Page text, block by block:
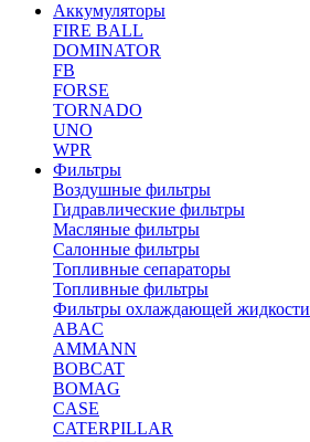
Аккумуляторы
FIRE BALL
DOMINATOR
FB
FORSE
TORNADO
UNO
WPR
Фильтры
Воздушные фильтры
Гидравлические фильтры
Масляные фильтры
Салонные фильтры
Топливные сепараторы
Топливные фильтры
Фильтры охлаждающей жидкости
ABAC
AMMANN
BOBCAT
BOMAG
CASE
CATERPILLAR